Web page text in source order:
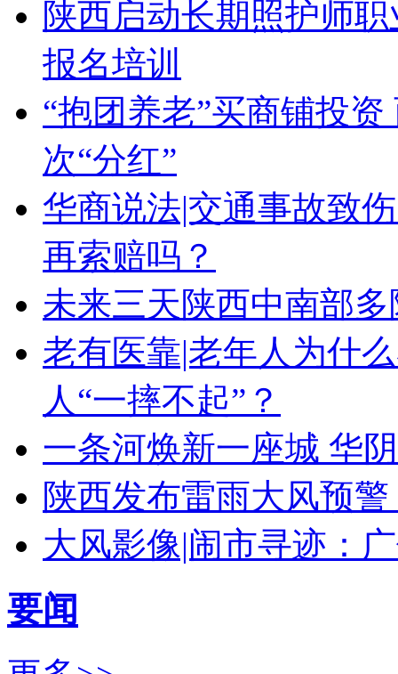
陕西启动长期照护师
报名培训
“抱团养老”买商铺投
次“分红”
华商说法|交通事故致
再索赔吗？
未来三天陕西中南部
老有医靠|老年人为什
人“一摔不起”？
一条河焕新一座城 华
陕西发布雷雨大风预
大风影像|闹市寻迹：
要闻